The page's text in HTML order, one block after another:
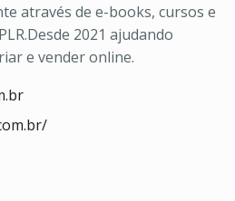
através de e-books, cursos e
2021 ajudando
e vender online.